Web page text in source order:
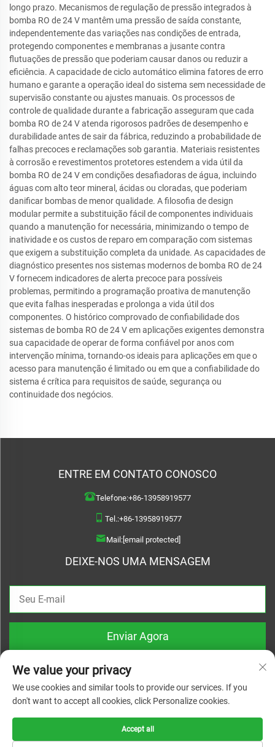
longo prazo. Mecanismos de regulação de pressão integrados à
bomba RO de 24 V mantêm uma pressão de saída constante,
independentemente das variações nas condições de entrada,
protegendo componentes e membranas a jusante contra
flutuações de pressão que poderiam causar danos ou reduzir a
eficiência. A capacidade de ciclo automático elimina fatores de erro
humano e garante a operação ideal do sistema sem necessidade de
supervisão constante ou ajustes manuais. Os processos de
controle de qualidade durante a fabricação asseguram que cada
bomba RO de 24 V atenda rigorosos padrões de desempenho e
durabilidade antes de sair da fábrica, reduzindo a probabilidade de
falhas precoces e reclamações sob garantia. Materiais resistentes
à corrosão e revestimentos protetores estendem a vida útil da
bomba RO de 24 V em condições desafiadoras de água, incluindo
águas com alto teor mineral, ácidas ou cloradas, que poderiam
danificar bombas de menor qualidade. A filosofia de design
modular permite a substituição fácil de componentes individuais
quando a manutenção for necessária, minimizando o tempo de
inatividade e os custos de reparo em comparação com sistemas
que exigem a substituição completa da unidade. As capacidades de
diagnóstico presentes nos sistemas modernos de bomba RO de 24
V fornecem indicadores de alerta precoce para possíveis
problemas, permitindo a programação proativa de manutenção
que evita falhas inesperadas e prolonga a vida útil dos
componentes. O histórico comprovado de confiabilidade dos
sistemas de bomba RO de 24 V em aplicações exigentes demonstra
sua capacidade de operar de forma confiável por anos com
intervenção mínima, tornando-os ideais para aplicações em que o
acesso para manutenção é limitado ou em que a confiabilidade do
sistema é crítica para requisitos de saúde, segurança ou
continuidade dos negócios.
ENTRE EM CONTATO CONOSCO
Telefone:+86-13958919577
Tel.:+86-13958919577
Mail:[email protected]
DEIXE-NOS UMA MENSAGEM
Enviar Agora
Política de Privacidade
We value your privacy
We use cookies and similar tools to provide our services. If you
don't want to accept all cookies, click Personalize cookies.
Accept all